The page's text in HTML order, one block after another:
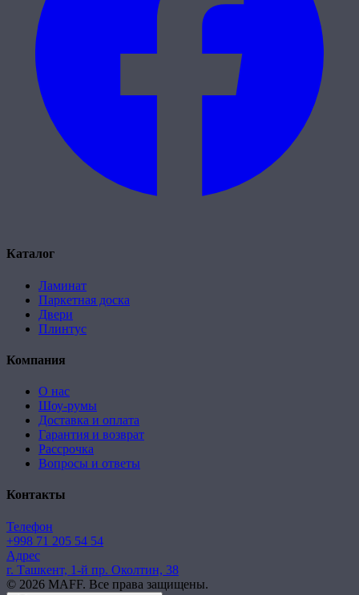
Каталог
Ламинат
Паркетная доска
Двери
Плинтус
Компания
О нас
Шоу-румы
Доставка и оплата
Гарантия и возврат
Рассрочка
Вопросы и ответы
Контакты
Телефон
+998 71 205 54 54
Адрес
г. Ташкент, 1-й пр. Околтин, 38
© 2026 MAFF. Все права защищены.